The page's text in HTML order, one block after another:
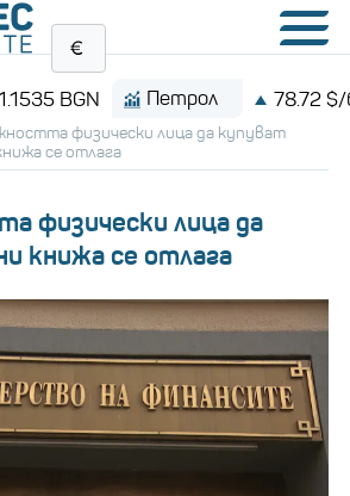
BGN Петрол 78.72 $/барел
физически лица да купуват
се отлага
физически лица да
книжа се отлага